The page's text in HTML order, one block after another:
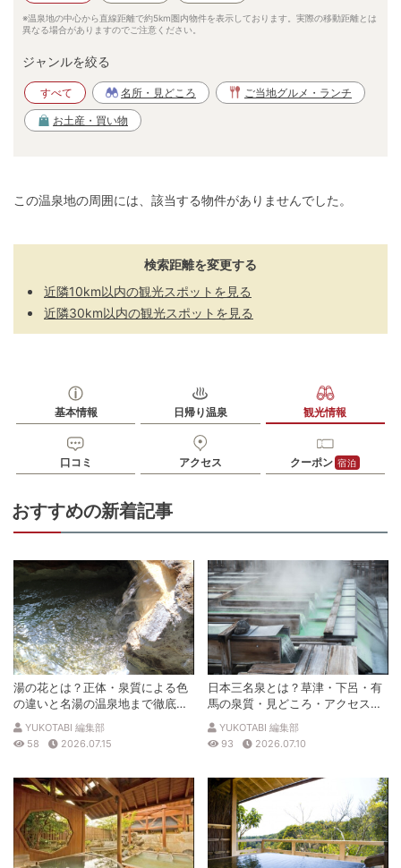
※温泉地の中心から直線距離で約5km圏内物件を表示しております。実際の移動距離とは
異なる場合がありますのでご注意ください。
ジャンルを絞る
すべて 名所・見どころ ご当地グルメ・ランチ
お土産・買い物
この温泉地の周囲には、該当する物件がありませんでした。
検索距離を変更する
近隣10km以内の観光スポットを見る
近隣30km以内の観光スポットを見る
基本情報 日帰り温泉 観光情報
口コミ アクセス クーポン 宿泊
おすすめの新着記事
湯の花とは？正体・泉質による色
の違いと名湯の温泉地まで徹底解
説
YUKOTABI 編集部
58
2026.07.15
日本三名泉とは？草津・下呂・有
馬の泉質・見どころ・アクセスを
徹底解説
YUKOTABI 編集部
93
2026.07.10